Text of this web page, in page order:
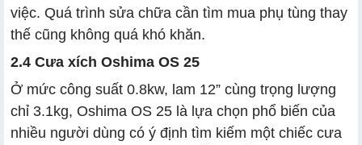
việc. Quá trình sửa chữa cần tìm mua phụ tùng thay
thế cũng không quá khó khăn.
2.4 Cưa xích Oshima OS 25
Ở mức công suất 0.8kw, lam 12” cùng trọng lượng
chỉ 3.1kg, Oshima OS 25 là lựa chọn phổ biến của
nhiều người dùng có ý định tìm kiếm một chiếc cưa